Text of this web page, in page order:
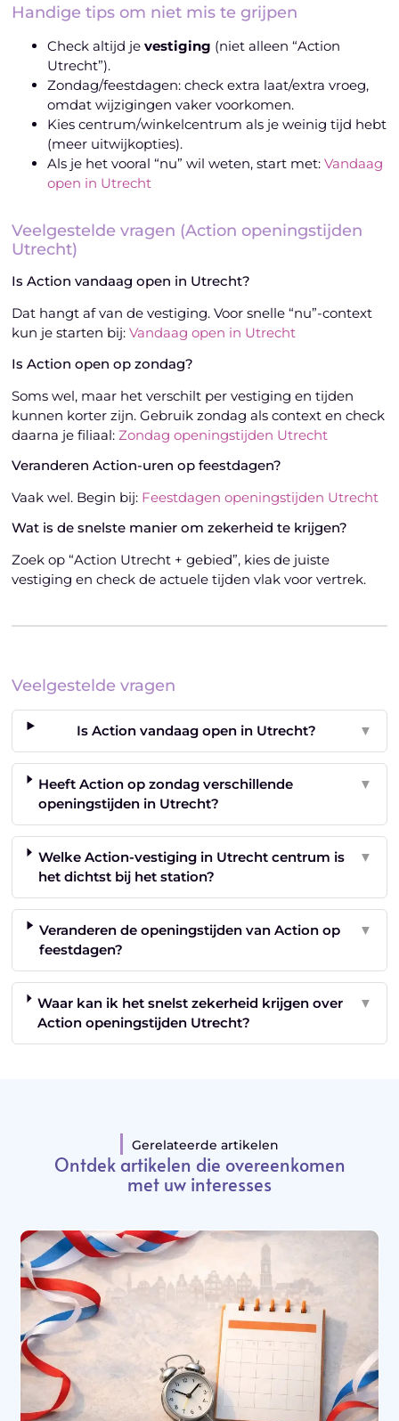
Handige tips om niet mis te grijpen
Check altijd jevestiging (niet alleen “Action
Utrecht”).
Zondag/feestdagen: check extra laat/extra vroeg,
omdat wijzigingen vaker voorkomen.
Kies centrum/winkelcentrum als je weinig tijd hebt
(meer uitwijkopties).
Als je het vooral “nu” wil weten, start met:Vandaag
open in Utrecht
Veelgestelde vragen (Action openingstijden
Utrecht)
Is Action vandaag open in Utrecht?
Dat hangt af van de vestiging. Voor snelle “nu”-context
kun je starten bij:Vandaag open in Utrecht
Is Action open op zondag?
Soms wel, maar het verschilt per vestiging en tijden
kunnen korter zijn. Gebruik zondag als context en check
daarna je filiaal: Zondag openingstijden Utrecht
Veranderen Action-uren op feestdagen?
Vaak wel. Begin bij: Feestdagen openingstijden Utrecht
Wat is de snelste manier om zekerheid te krijgen?
Zoek op “Action Utrecht + gebied”, kies de juiste
vestiging en check de actuele tijden vlak voor vertrek.
Veelgestelde vragen
Is Action vandaag open in Utrecht? ▼
Heeft Action op zondag verschillende
openingstijden in Utrecht?
▼
Welke Action-vestiging in Utrecht centrum is
het dichtst bij het station?
▼
Veranderen de openingstijden van Action op
feestdagen?
▼
Waar kan ik het snelst zekerheid krijgen over
Action openingstijden Utrecht?
▼
Gerelateerde artikelen
Ontdek artikelen die overeenkomen
met uw interesses